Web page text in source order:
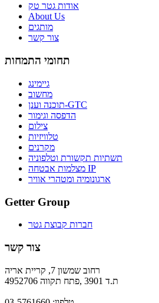
אודות גטר טק
About Us
מותגים
צור קשר
תחומי התמחות
גיימינג
מחשוב
תוכנה וענן-GTC
הדפסה וגימור
צילום
טלוויזיות
מקרנים
תשתיות תקשורת וטלפוניה
מצלמות אבטחה IP
ארגונומיה ומטהרי אוויר
Getter Group
חברות קבוצת גטר
צור קשר
רחוב שמשון 7, קריית אריה
ת.ד 3901 ,פתח תקווה 4952706